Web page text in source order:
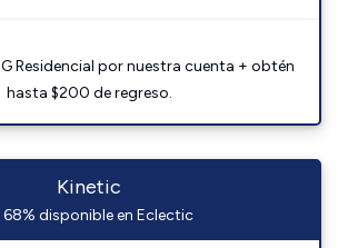
Residencial por nuestra cuenta + obtén
hasta $200 de regreso.
Kinetic
68% disponible en Eclectic